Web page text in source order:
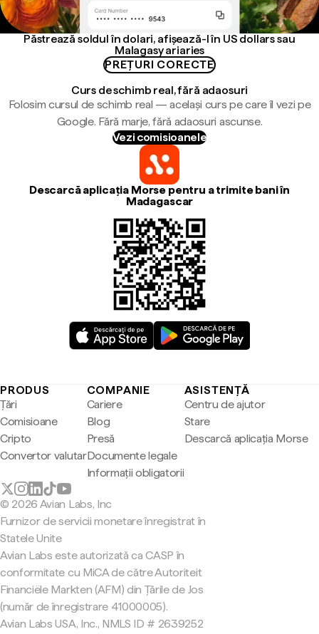
Păstrează soldul în dolari, afișează-l în US dollars sau
Malagasy ariaries
PREȚURI CORECTE
Curs de schimb real, fără adaosuri
Folosim cursul de schimb real — același curs pe care îl vezi pe
Google. Fără marje, fără adaosuri ascunse.
Vezi comisioanele
Descarcă aplicația Morse pentru a trimite bani în
Madagascar
PRODUS
Țări
Comisioane
Cripto
Convertor valutar
COMPANIE
Cariere
Blog
Presă
Documente legale
Informații obligatorii
ASISTENȚĂ
Centru de ajutor
Stare
Descarcă aplicația Morse
© 2026 Avian Labs, Inc
Furnizor de servicii monetare înregistrat în
Statele Unite
Avian Labs este autorizată ca CASP în
conformitate cu MiCA de către Autoriteit
Financiële Markten (AFM) din Țările de Jos
(număr de înregistrare 41000005).
Avian Labs USA, Inc., NMLS ID # 2639252